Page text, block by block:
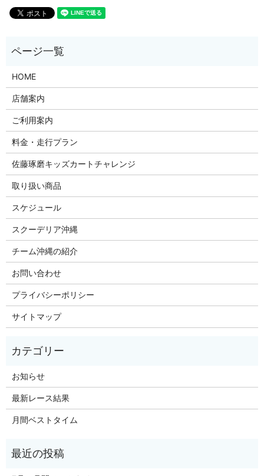
HOME
店舗案内
ご利用案内
料金・走行プラン
佐藤琢磨キッズカートチャレンジ
取り扱い商品
スケジュール
スクーデリア沖縄
チーム沖縄の紹介
お問い合わせ
プライバシーポリシー
サイトマップ
お知らせ
最新レース結果
月間ベストタイム